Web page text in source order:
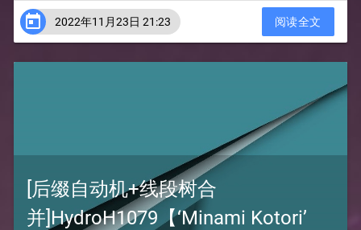
 2022年11月23日 21:23 阅读全文
[后缀自动机+线段树合
并]HydroH1079【‘Minami Kotori’